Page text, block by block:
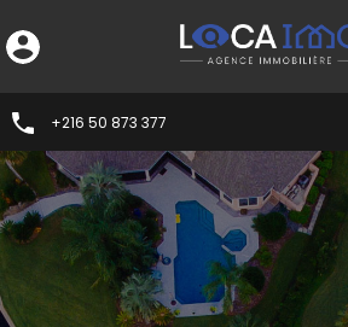
+216 50 873 377